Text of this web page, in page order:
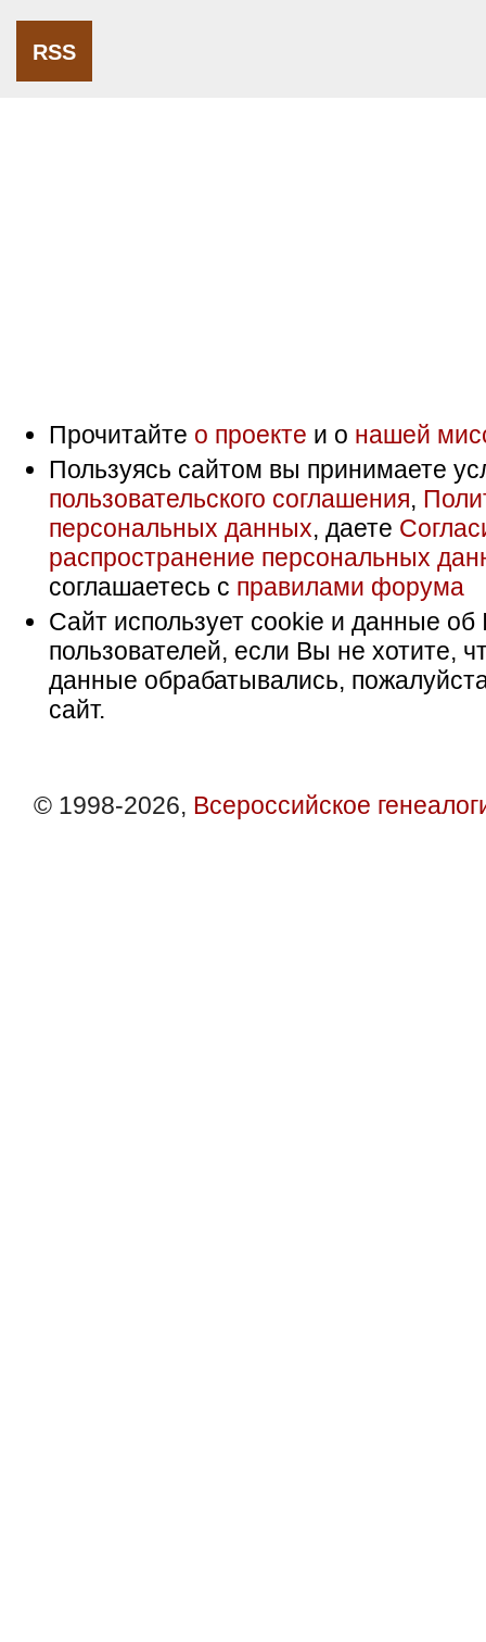
RSS
Прочитайте о проекте и о нашей
Пользуясь сайтом вы принимаете
пользовательского соглашения,
персональных данных, даете
распространение персональных
соглашаетесь с правилами форума
Сайт использует cookie и данные об
пользователей, если Вы не хотите,
данные обрабатывались,
сайт.
© 1998-2026, Всероссийское